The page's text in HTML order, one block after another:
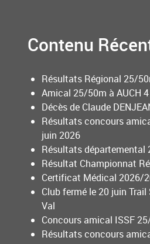
Contenu
Résultats Régional 25/
Amical 25/50m à AUCH
Décès de Claude
Résultats concours
juin 2026
Résultats départemental
Résultat Championnat
Certificat Médical 2026/
Club fermé le 20 juin
Val
Concours amical ISSF
Résultats concours